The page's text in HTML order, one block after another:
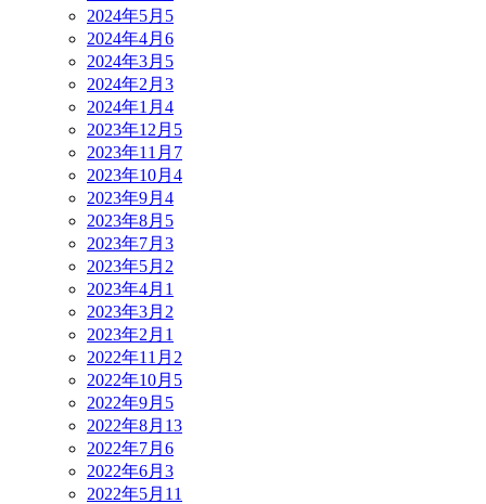
2024年5月 5
2024年4月 6
2024年3月 5
2024年2月 3
2024年1月 4
2023年12月 5
2023年11月 7
2023年10月 4
2023年9月 4
2023年8月 5
2023年7月 3
2023年5月 2
2023年4月 1
2023年3月 2
2023年2月 1
2022年11月 2
2022年10月 5
2022年9月 5
2022年8月 13
2022年7月 6
2022年6月 3
2022年5月 11